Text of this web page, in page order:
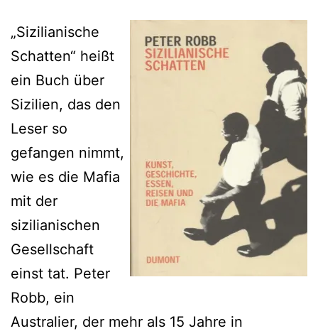
„Sizilianische
Schatten“ heißt
ein Buch über
Sizilien, das den
Leser so
gefangen nimmt,
wie es die Mafia
mit der
sizilianischen
Gesellschaft
einst tat. Peter
Robb, ein
Australier, der mehr als 15 Jahre in